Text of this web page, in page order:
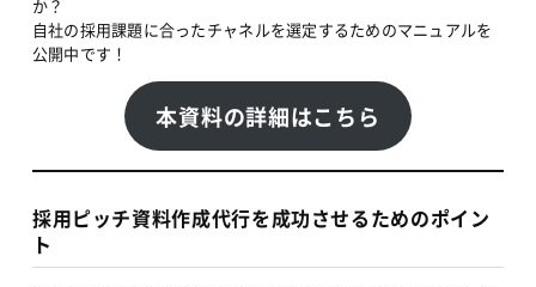
か？
自社の採用課題に合ったチャネルを選定するためのマニュアルを
公開中です！
本資料の詳細はこちら
採用ピッチ資料作成代行を成功させるためのポイン
ト